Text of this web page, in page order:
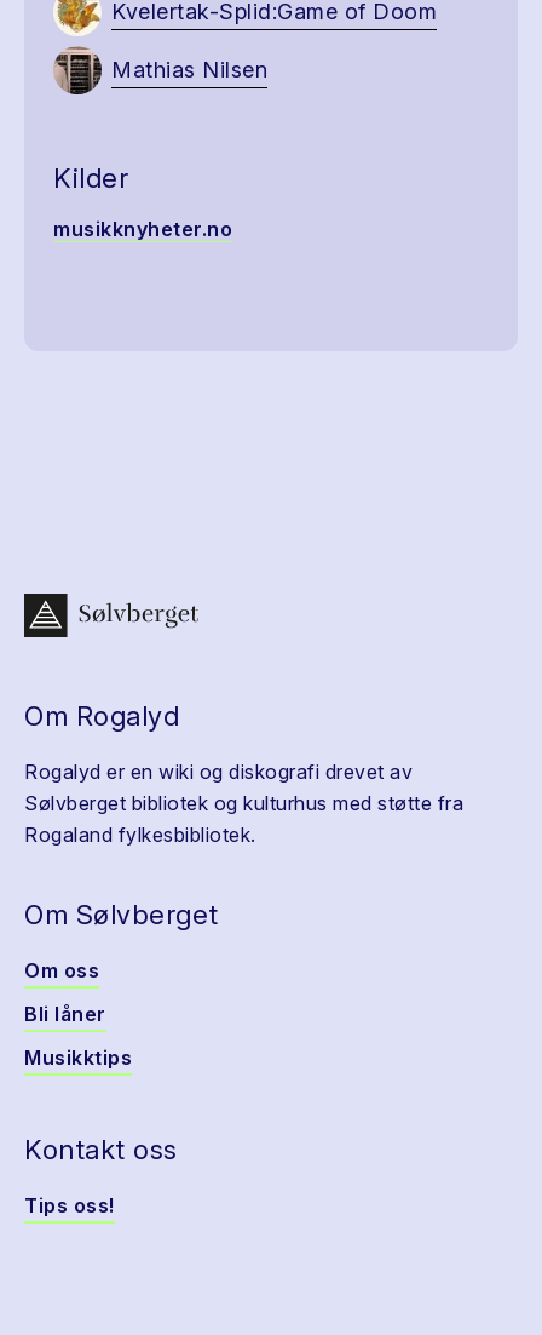
Kvelertak-Splid:Game of Doom
Mathias Nilsen
Kilder
musikknyheter.no
Om Rogalyd
Rogalyd er en wiki og diskografi drevet av
Sølvberget bibliotek og kulturhus med støtte fra
Rogaland fylkesbibliotek.
Om Sølvberget
Om oss
Bli låner
Musikktips
Kontakt oss
Tips oss!